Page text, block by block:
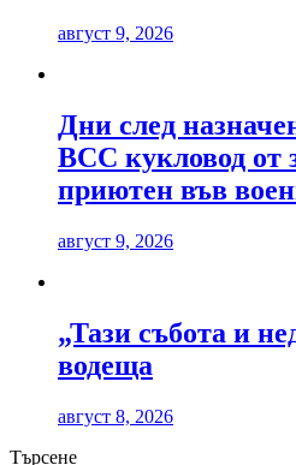
август 9, 2026
Дни след
ВСС кукловод от
приютен във
август 9, 2026
„Тази събота и
водеща
август 8, 2026
Търсене